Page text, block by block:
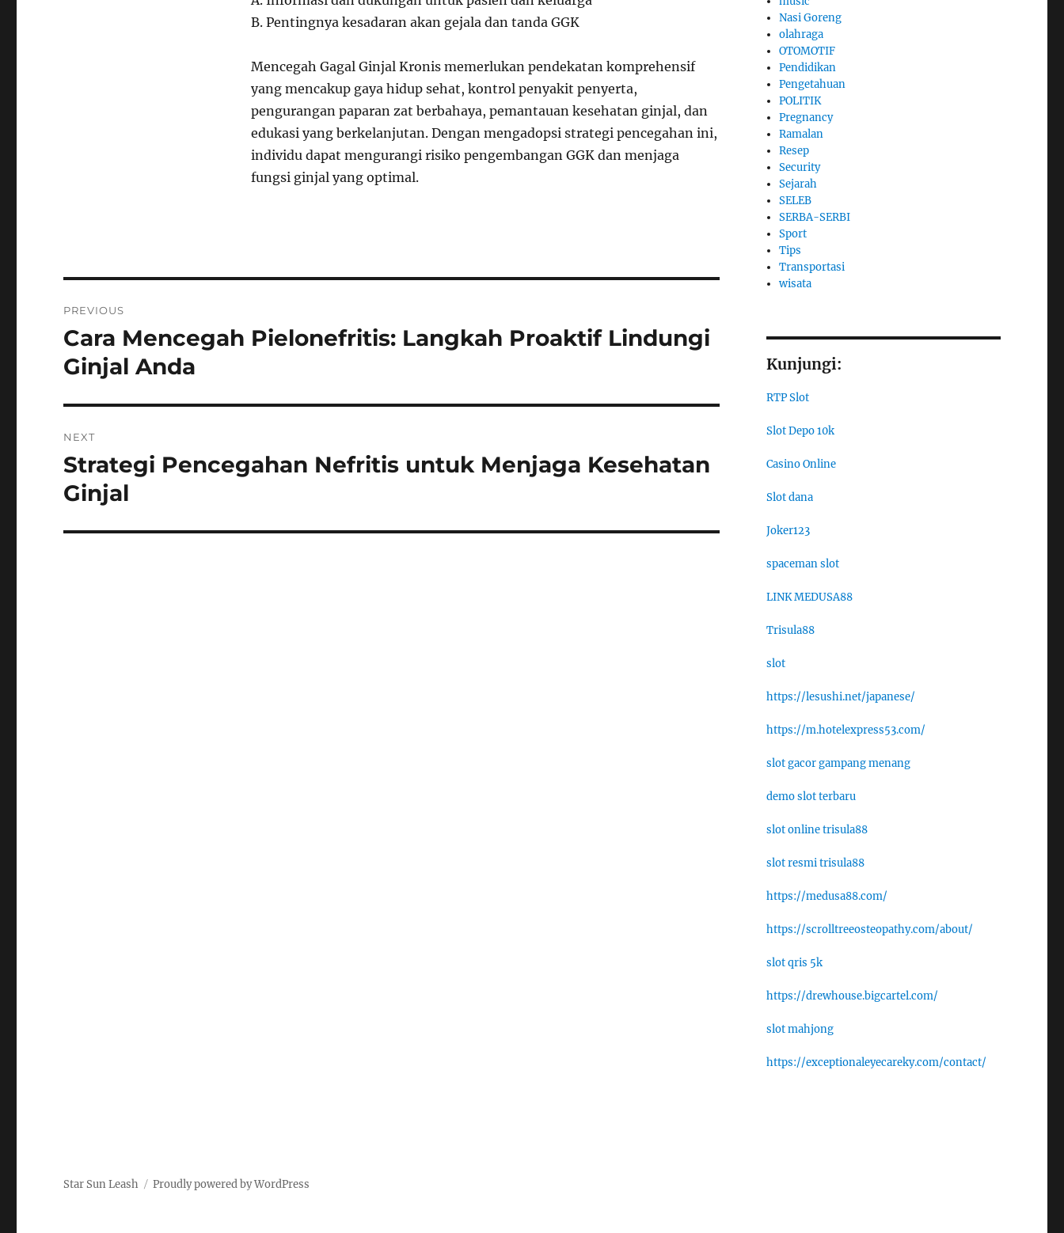
B. Pentingnya kesadaran akan gejala dan tanda GGK
Mencegah Gagal Ginjal Kronis memerlukan pendekatan komprehensif
yang mencakup gaya hidup sehat, kontrol penyakit penyerta,
pengurangan paparan zat berbahaya, pemantauan kesehatan ginjal, dan
edukasi yang berkelanjutan. Dengan mengadopsi strategi pencegahan ini,
individu dapat mengurangi risiko pengembangan GGK dan menjaga
fungsi ginjal yang optimal.
pos
PREVIOUS
Previous
post:
Cara Mencegah Pielonefritis: Langkah Proaktif Lindungi
Ginjal Anda
NEXT
Next
post:
Strategi Pencegahan Nefritis untuk Menjaga Kesehatan
Ginjal
Nasi Goreng
olahraga
OTOMOTIF
Pendidikan
Pengetahuan
POLITIK
Pregnancy
Ramalan
Resep
Security
Sejarah
SELEB
SERBA-SERBI
Sport
Tips
Transportasi
wisata
Kunjungi:
RTP Slot
Slot Depo 10k
Casino Online
Slot dana
Joker123
spaceman slot
LINK MEDUSA88
Trisula88
slot
https://lesushi.net/japanese/
https://m.hotelexpress53.com/
slot gacor gampang menang
demo slot terbaru
slot online trisula88
slot resmi trisula88
https://medusa88.com/
https://scrolltreeosteopathy.com/about/
slot qris 5k
https://drewhouse.bigcartel.com/
slot mahjong
https://exceptionaleyecareky.com/contact/
Star Sun Leash Proudly powered by WordPress